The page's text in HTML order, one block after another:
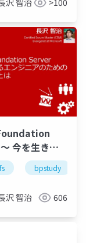
沢 智治 >100
devsumi
今を生きる
アのための開
は 【BPStudy
bpstudy
沢 智治 606